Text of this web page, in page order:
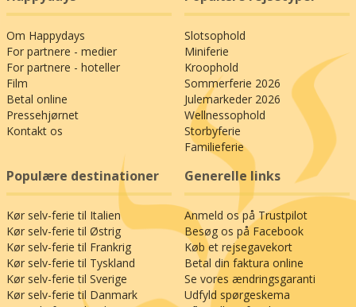
Om Happydays
For partnere - medier
For partnere - hoteller
Film
Betal online
Pressehjørnet
Kontakt os
Slotsophold
Miniferie
Kroophold
Sommerferie 2026
Julemarkeder 2026
Wellnessophold
Storbyferie
Familieferie
Populære destinationer
Kør selv-ferie til Italien
Kør selv-ferie til Østrig
Kør selv-ferie til Frankrig
Kør selv-ferie til Tyskland
Kør selv-ferie til Sverige
Kør selv-ferie til Danmark
Generelle links
Anmeld os på Trustpilot
Besøg os på Facebook
Køb et rejsegavekort
Betal din faktura online
Se vores ændringsgaranti
Udfyld spørgeskema